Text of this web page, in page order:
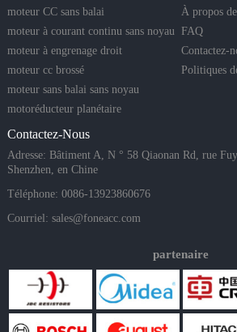
moteur CC sans balai
moteur à courant continu sans noyau
moteur à engrenage droit
moteur cc brossé
moteur sans balai sans noyau
motoréducteur planétaire
À propos
FAQ
Contactez-
Contactez-Nous
Adresse: Bâtiment A, N ° 58 Qiaonan Rd, rue
Shenzhen, en Chine
Téléphone: 0086-13923860676
Courriel: sales@foneacc.com
partenaire